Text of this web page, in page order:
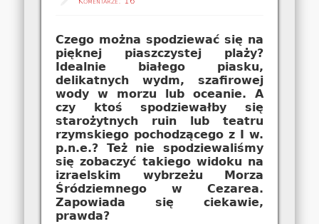
Czego można spodziewać się na
pięknej piaszczystej plaży?
Idealnie białego piasku,
delikatnych wydm, szafirowej
wody w morzu lub oceanie. A
czy ktoś spodziewałby się
starożytnych ruin lub teatru
rzymskiego pochodzącego z I w.
p.n.e.? Też nie spodziewaliśmy
się zobaczyć takiego widoku na
izraelskim wybrzeżu Morza
Śródziemnego w Cezarea.
Zapowiada się ciekawie,
prawda?